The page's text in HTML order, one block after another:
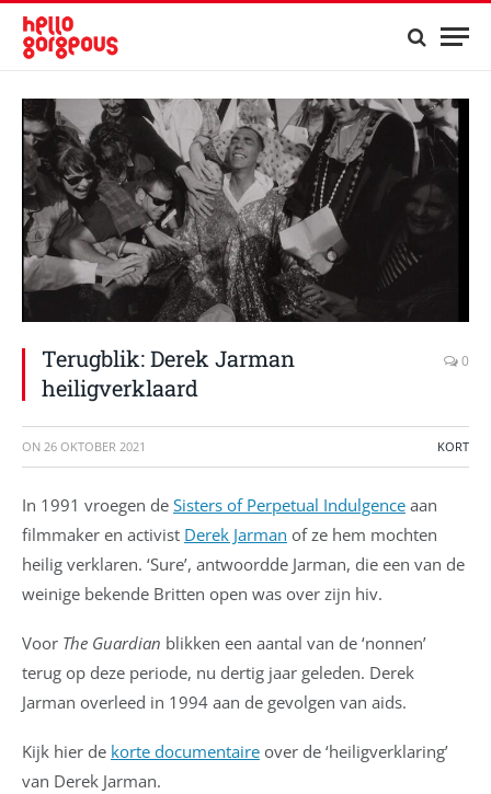
Terugblik: Derek Jarman
heiligverklaard
0
ON 26 OKTOBER 2021 KORT
In 1991 vroegen de Sisters of Perpetual Indulgence aan
filmmaker en activist Derek Jarman of ze hem mochten
heilig verklaren. ‘Sure’, antwoordde Jarman, die een van de
weinige bekende Britten open was over zijn hiv.
Voor The Guardian blikken een aantal van de ‘nonnen’
terug op deze periode, nu dertig jaar geleden. Derek
Jarman overleed in 1994 aan de gevolgen van aids.
Kijk hier de korte documentaire over de ‘heiligverklaring’
van Derek Jarman.